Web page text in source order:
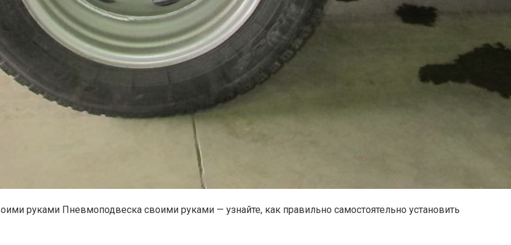
руками Пневмоподвеска своими руками — узнайте, как правильно самостоятельно установить